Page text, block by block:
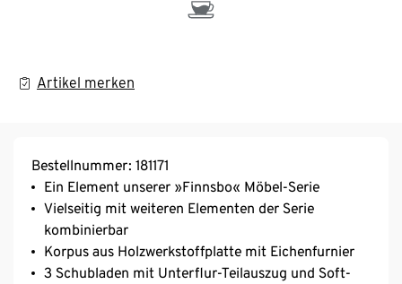
Artikel merken
Bestellnummer: 181171
Ein Element unserer »Finnsbo« Möbel-Serie
Vielseitig mit weiteren Elementen der Serie
kombinierbar
Korpus aus Holzwerkstoffplatte mit Eichenfurnier
3 Schubladen mit Unterflur-Teilauszug und Soft-